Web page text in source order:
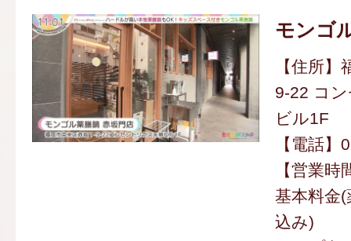
モンゴ
【住所
9-22 コ
ビル1F
【電話
【営業
基本料金
込み)